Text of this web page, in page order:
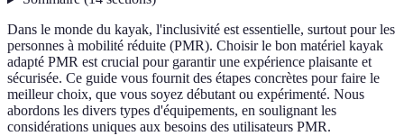
Dans le monde du kayak, l'inclusivité est essentielle, surtout pour les
personnes à mobilité réduite (PMR). Choisir le bon matériel kayak
adapté PMR est crucial pour garantir une expérience plaisante et
sécurisée. Ce guide vous fournit des étapes concrètes pour faire le
meilleur choix, que vous soyez débutant ou expérimenté. Nous
abordons les divers types d'équipements, en soulignant les
considérations uniques aux besoins des utilisateurs PMR.